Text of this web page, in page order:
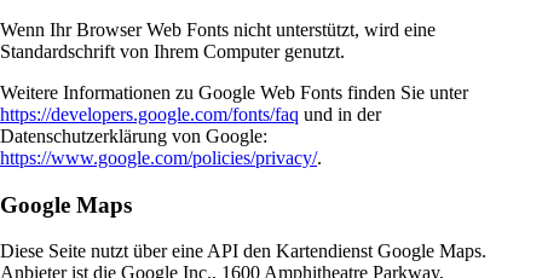
Wenn Ihr Browser Web Fonts nicht unterstützt, wird eine
Standardschrift von Ihrem Computer genutzt.
Weitere Informationen zu Google Web Fonts finden Sie unter
https://developers.google.com/fonts/faq und in der
Datenschutzerklärung von Google:
https://www.google.com/policies/privacy/.
Google Maps
Diese Seite nutzt über eine API den Kartendienst Google Maps.
Anbieter ist die Google Inc., 1600 Amphitheatre Parkway,